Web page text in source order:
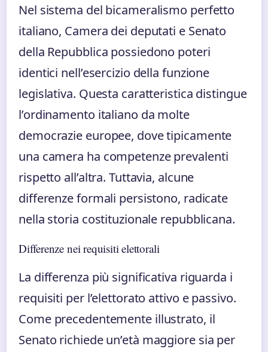
Nel sistema del bicameralismo perfetto
italiano, Camera dei deputati e Senato
della Repubblica possiedono poteri
identici nell’esercizio della funzione
legislativa. Questa caratteristica distingue
l’ordinamento italiano da molte
democrazie europee, dove tipicamente
una camera ha competenze prevalenti
rispetto all’altra. Tuttavia, alcune
differenze formali persistono, radicate
nella storia costituzionale repubblicana.
Differenze nei requisiti elettorali
La differenza più significativa riguarda i
requisiti per l’elettorato attivo e passivo.
Come precedentemente illustrato, il
Senato richiede un’età maggiore sia per